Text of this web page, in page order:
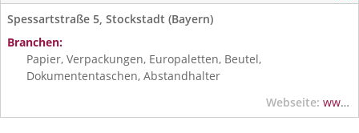
Spessartstraße 5, Stockstadt (Bayern)
Branchen:
Papier, Verpackungen, Europaletten, Beutel,
Dokumententaschen, Abstandhalter
Webseite: www.papier-spessart.de